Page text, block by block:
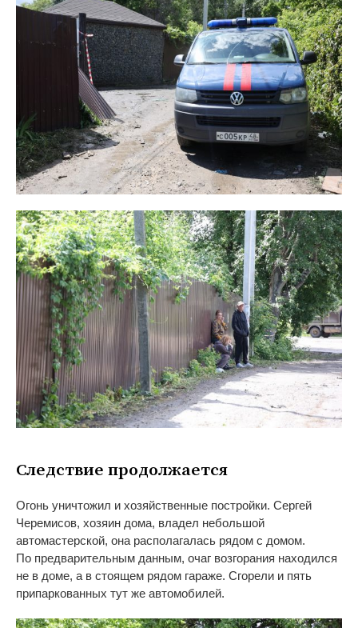
Следствие продолжается
Огонь уничтожил и хозяйственные постройки. Сергей
Черемисов, хозяин дома, владел небольшой
автомастерской, она располагалась рядом с домом.
По предварительным данным, очаг возгорания находился
не в доме, а в стоящем рядом гараже. Сгорели и пять
припаркованных тут же автомобилей.